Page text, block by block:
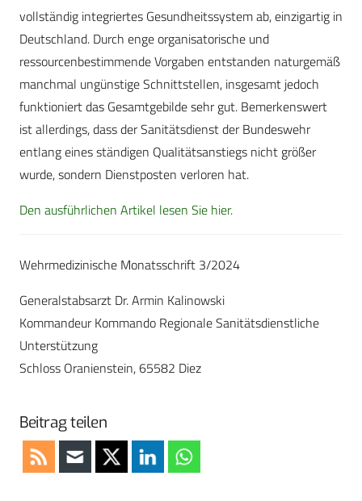
vollständig integriertes Gesundheitssystem ab, einzigartig in
Deutschland. Durch enge organisatorische und
ressourcenbestimmende Vorgaben entstanden naturgemäß
manchmal ungünstige Schnittstellen, insgesamt jedoch
funktioniert das Gesamtgebilde sehr gut. Bemerkenswert
ist allerdings, dass der Sanitätsdienst der Bundeswehr
entlang eines ständigen Qualitätsanstiegs nicht größer
wurde, sondern Dienstposten verloren hat.
Den ausführlichen Artikel lesen Sie hier.
Wehrmedizinische Monatsschrift 3/2024
Generalstabsarzt Dr. Armin Kalinowski
Kommandeur Kommando Regionale Sanitätsdienstliche
Unterstützung
Schloss Oranienstein, 65582 Diez
Beitrag teilen